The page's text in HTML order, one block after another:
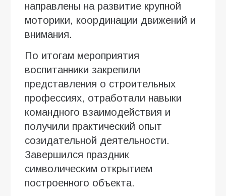
направлены на развитие крупной
моторики, координации движений и
внимания.
По итогам мероприятия
воспитанники закрепили
представления о строительных
профессиях, отработали навыки
командного взаимодействия и
получили практический опыт
созидательной деятельности.
Завершился праздник
символическим открытием
построенного объекта.